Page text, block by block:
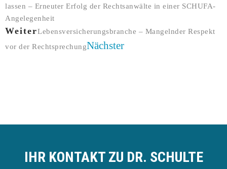
lassen – Erneuter Erfolg der Rechtsanwälte in einer SCHUFA-
Angelegenheit
WeiterLebensversicherungsbranche – Mangelnder Respekt
vor der RechtsprechungNächster
IHR KONTAKT ZU DR. SCHULTE